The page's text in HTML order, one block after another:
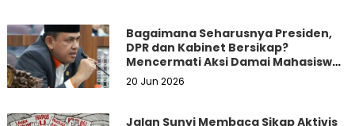
Bagaimana Seharusnya Presiden,
DPR dan Kabinet Bersikap?
Mencermati Aksi Damai Mahasiswa
dan Masyarakat
20 Jun 2026
Jalan Sunyi Membaca Sikap Aktivis